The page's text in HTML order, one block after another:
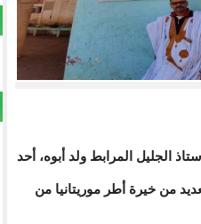
الجليل المرابط ولد أبوه، أحد
من خيرة أطر موريتانيا من